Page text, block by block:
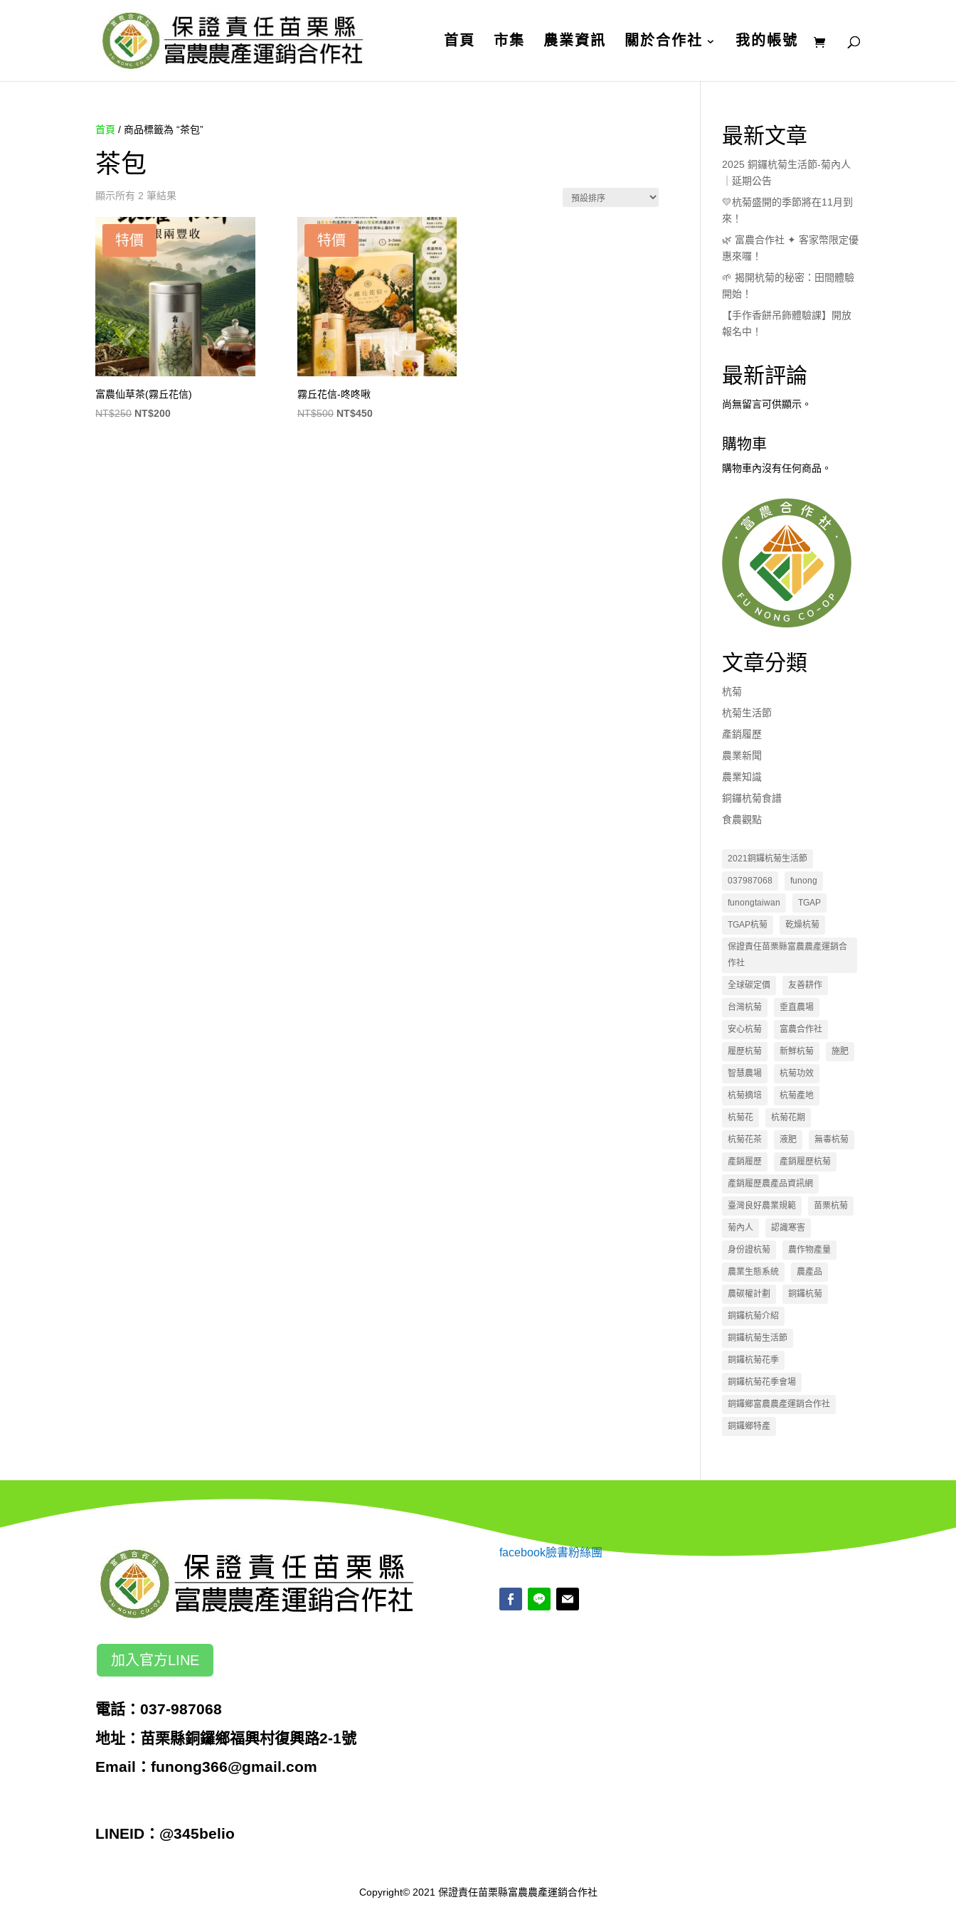
首頁 市集 農業資訊 關於合作社 我的帳號
首頁 / 商品標籤為 “茶包”
茶包
顯示所有 2 筆結果
特價
富農仙草茶(霧丘花信)
NT$250 原
NT$200目
特價
霧丘花信-咚咚啾
NT$500 原
NT$450目
最新文章
2025 銅鑼杭菊生活節-菊內人
｜延期公告
💛杭菊盛開的季節將在11月到
來！
🌿 富農合作社 ✦ 客家幣限定優
惠來囉！
🌱 揭開杭菊的秘密：田間體驗
開始！
【手作香餅吊飾體驗課】開放
報名中！
最新評論
尚無留言可供顯示。
購物車
購物車內沒有任何商品。
文章分類
杭菊
杭菊生活節
產銷履歷
農業新聞
農業知識
銅鑼杭菊食譜
食農觀點
2021銅鑼杭菊生活節
037987068 funong
funongtaiwan TGAP
TGAP杭菊 乾燥杭菊
保證責任苗栗縣富農農產運銷合
作社
全球碳定價 友善耕作
台灣杭菊 垂直農場
安心杭菊 富農合作社
履歷杭菊 新鮮杭菊 施肥
智慧農場 杭菊功效
杭菊摘培 杭菊產地
杭菊花 杭菊花期
杭菊花茶 液肥 無毒杭菊
產銷履歷 產銷履歷杭菊
產銷履歷農產品資訊網
臺灣良好農業規範 苗栗杭菊
菊內人 認識寒害
身份證杭菊 農作物產量
農業生態系統 農產品
農碳權計劃 銅鑼杭菊
銅鑼杭菊介紹
銅鑼杭菊生活節
銅鑼杭菊花季
銅鑼杭菊花季會場
銅鑼鄉富農農產運銷合作社
銅鑼鄉特產
加入官方LINE
電話：037-987068
地址：苗栗縣銅鑼鄉福興村復興路2-1號
Email：funong366@gmail.com
LINEID：@345belio
facebook臉書粉絲團
Copyright© 2021 保證責任苗栗縣富農農產運銷合作社